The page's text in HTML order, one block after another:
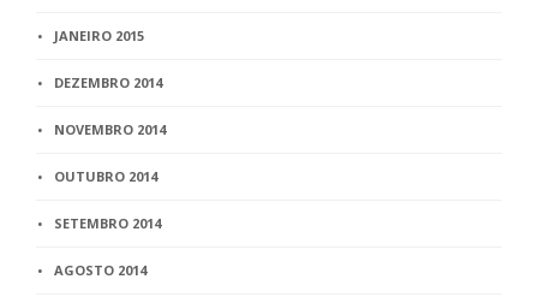
JANEIRO 2015
DEZEMBRO 2014
NOVEMBRO 2014
OUTUBRO 2014
SETEMBRO 2014
AGOSTO 2014